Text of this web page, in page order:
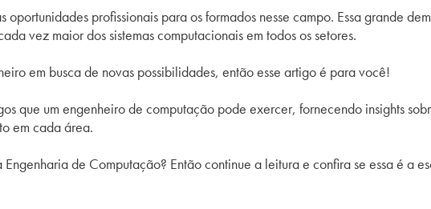
oportunidades profissionais para os formados nesse campo. Essa grande
vez maior dos sistemas computacionais em todos os setores.
em busca de novas possibilidades, então esse artigo é para você!
que um engenheiro de computação pode exercer, fornecendo insights
em cada área.
de Computação? Então continue a leitura e confira se essa é a